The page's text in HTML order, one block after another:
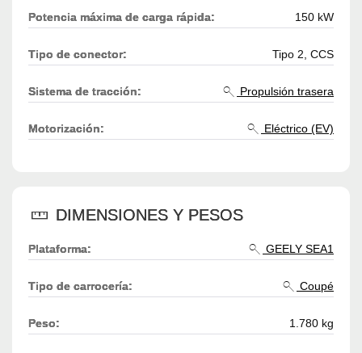
Potencia máxima de carga rápida: 150 kW
Tipo de conector: Tipo 2, CCS
Sistema de tracción: Propulsión trasera
Motorización: Eléctrico (EV)
DIMENSIONES Y PESOS
Plataforma: GEELY SEA1
Tipo de carrocería: Coupé
Peso: 1.780 kg